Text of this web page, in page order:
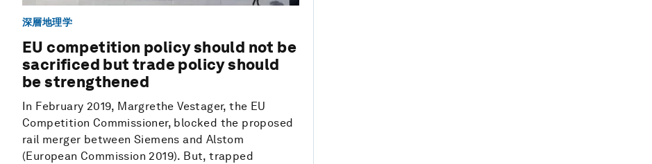
深層地理学
EU competition policy should not be
sacrificed but trade policy should
be strengthened
In February 2019, Margrethe Vestager, the EU
Competition Commissioner, blocked the proposed
rail merger between Siemens and Alstom
(European Commission 2019). But, trapped